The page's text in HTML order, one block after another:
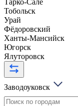
Тобольск
Урай
Фёдоровский
Ханты-Мансийск
Югорск
Ялуторовск
Заводоуковск